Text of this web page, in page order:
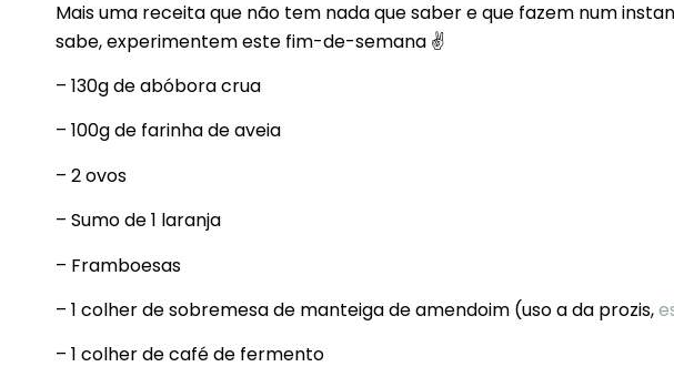
Mais uma receita que não tem nada que saber e que fazem num
sabe, experimentem este fim-de-semana ✌
– 130g de abóbora crua
– 100g de farinha de aveia
– 2 ovos
– Sumo de 1 laranja
– Framboesas
– 1 colher de sobremesa de manteiga de amendoim (uso a da prozis,
– 1 colher de café de fermento